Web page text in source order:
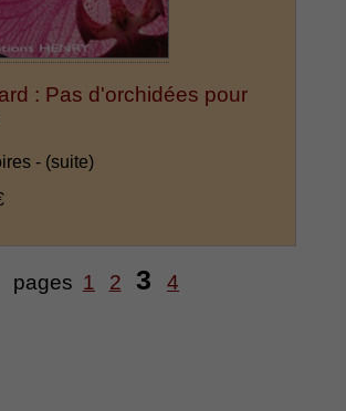
: Pas d'orchidées pour
- (suite)
pages 1 2 3 4